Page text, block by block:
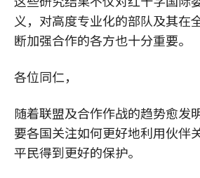
义，对高度专业化的部队及其在
断加强合作的各方也十分重要。
各位同仁，
随着联盟及合作作战的趋势愈发
要各国关注如何更好地利用伙伴
平民得到更好的保护。